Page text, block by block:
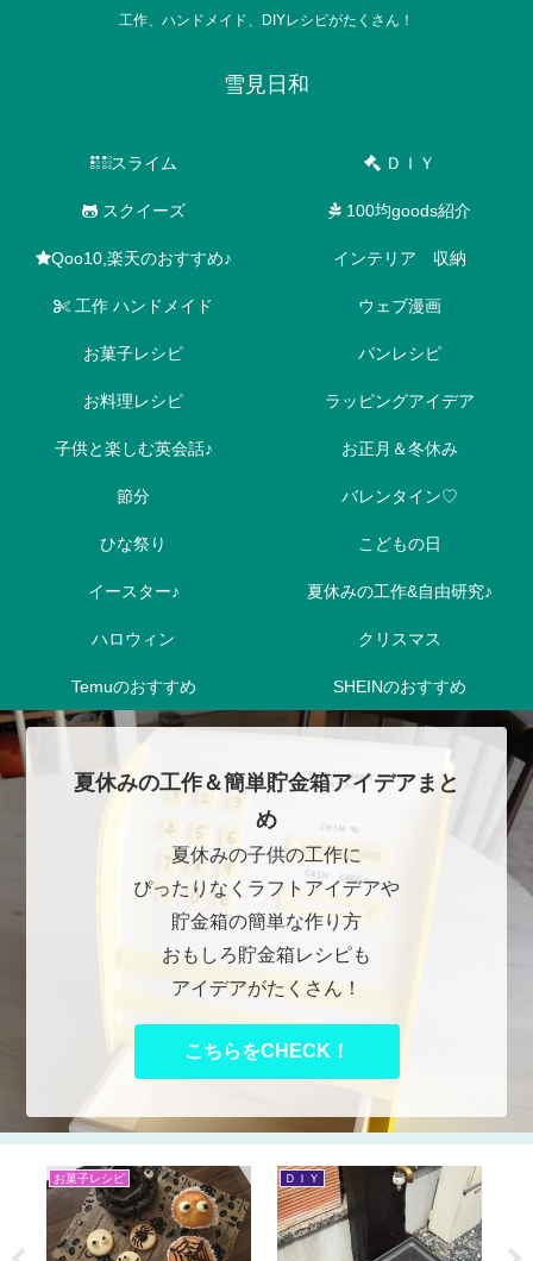
工作、ハンドメイド、DIYレシピがたくさん！
雪見日和
スライム ＤＩＹ
スクイーズ 100均goods紹介
Qoo10,楽天のおすすめ♪ インテリア 収納
工作 ハンドメイド ウェブ漫画
お菓子レシピ パンレシピ
お料理レシピ ラッピングアイデア
子供と楽しむ英会話♪ お正月＆冬休み
節分 バレンタイン♡
ひな祭り こどもの日
イースター♪ 夏休みの工作&自由研究♪
ハロウィン クリスマス
Temuのおすすめ SHEINのおすすめ
夏休みの工作＆簡単貯金箱アイデアまと
め
夏休みの子供の工作に
ぴったりなくラフトアイデアや
貯金箱の簡単な作り方
おもしろ貯金箱レシピも
アイデアがたくさん！
こちらをCHECK！
お菓子レシピ ＤＩＹ